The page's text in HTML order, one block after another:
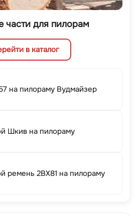
части для пилорам
в каталог
на пилораму Вудмайзер
Шкив на пилораму
ремень 2BX81 на пилораму